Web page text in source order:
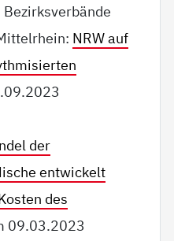
NRW auf
der
entwickelt
des
09.03.2023